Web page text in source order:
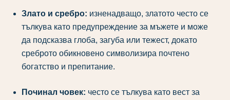
Злато и сребро: изненадващо, златото често се
тълкува като предупреждение за мъжете и може
да подсказва глоба, загуба или тежест, докато
среброто обикновено символизира почтено
богатство и препитание.
Починал човек: често се тълкува като вест за